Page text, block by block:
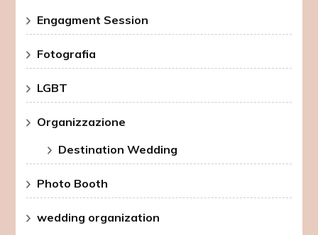
Engagment Session
Fotografia
LGBT
Organizzazione
Destination Wedding
Photo Booth
wedding organization